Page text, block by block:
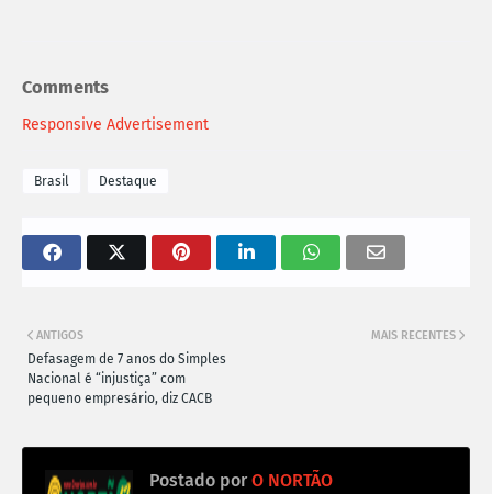
Comments
Responsive Advertisement
Brasil Destaque
MAIS RECENTES
ANTIGOS
Defasagem de 7 anos do Simples
Nacional é “injustiça” com
pequeno empresário, diz CACB
Postado por O NORTÃO